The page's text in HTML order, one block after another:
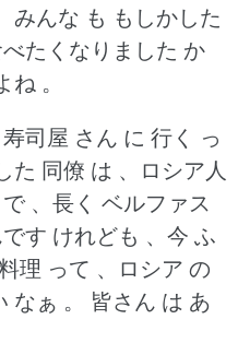
みんな も もしかした
たくなりました か
。
司屋 さん に 行く っ
た 同僚 は 、ロシア人
、長く ベルファス
す けれども 、今 ふ
理 って 、ロシア の
ぁ 。
皆さん は あ